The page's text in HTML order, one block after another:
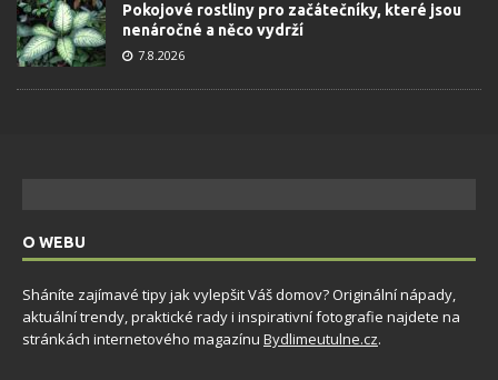
Pokojové rostliny pro začátečníky, které jsou
nenáročné a něco vydrží
7.8.2026
O WEBU
Sháníte zajímavé tipy jak vylepšit Váš domov? Originální nápady,
aktuální trendy, praktické rady i inspirativní fotografie najdete na
stránkách internetového magazínu Bydlimeutulne.cz.